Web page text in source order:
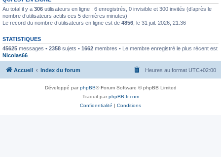
Au total il y a 306 utilisateurs en ligne : 6 enregistrés, 0 invisible et 300 invités (d’après le
nombre d’utilisateurs actifs ces 5 dernières minutes)
Le record du nombre d’utilisateurs en ligne est de 4856 , le 31 juil. 2026, 21:36
STATISTIQUES
45625 messages • 2358 sujets • 1662 membres • Le membre enregistré le plus récent est
Nicolas66
Accueil Index du forum Heures au format UTC+02:00
Développé parphpBB® Forum Software © phpBB Limited
Traduit parphpBB-fr.com
Confidentialité | Conditions